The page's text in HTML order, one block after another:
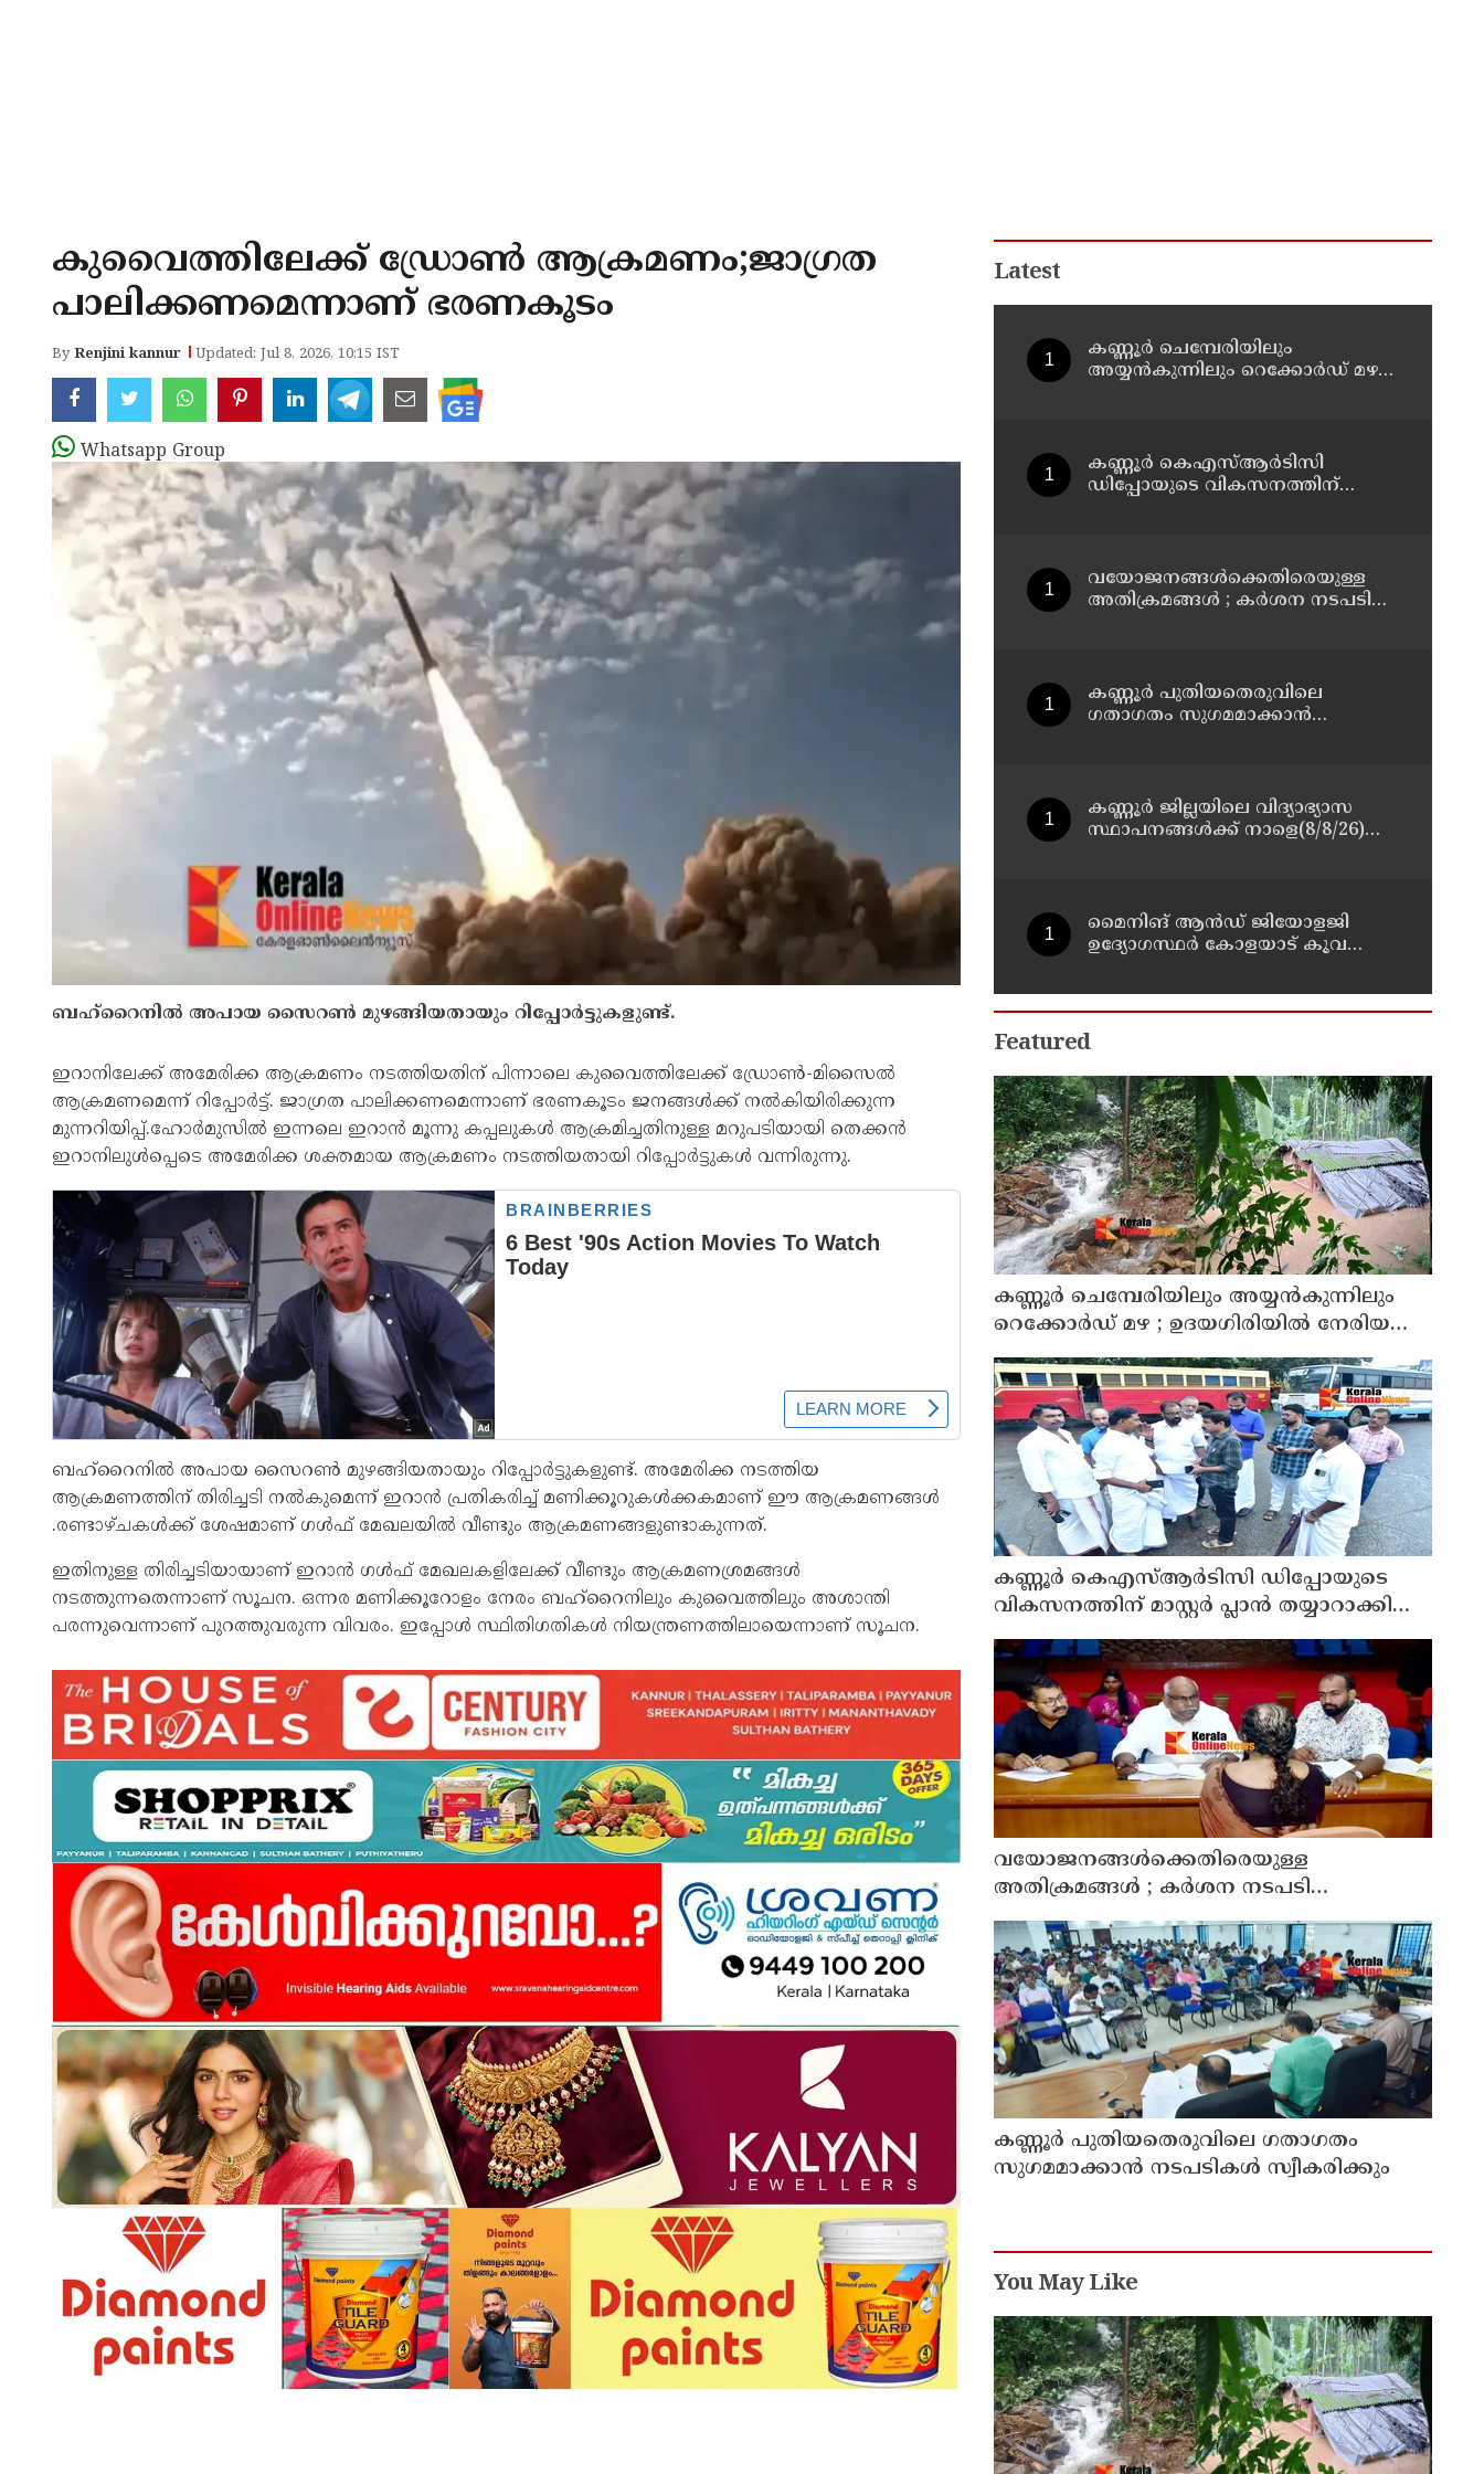
കുവൈത്തിലേക്ക് ഡ്രോണ്‍ ആക്രമണം;ജാഗ്രത
പാലിക്കണമെന്നാണ് ഭരണകൂടം
ByRenjini kannur Updated: Jul 8, 2026, 10:15 IST
Whatsapp Group
ബഹ്‌റൈനില്‍ അപായ സൈറണ്‍ മുഴങ്ങിയതായും റിപ്പോര്‍ട്ടുകളുണ്ട്.
ഇറാനിലേക്ക് അമേരിക്ക ആക്രമണം നടത്തിയതിന് പിന്നാലെ കുവൈത്തിലേക്ക് ഡ്രോണ്‍-മിസൈല്‍
ആക്രമണമെന്ന് റിപ്പോര്‍ട്ട്. ജാഗ്രത പാലിക്കണമെന്നാണ് ഭരണകൂടം ജനങ്ങള്‍ക്ക് നല്‍കിയിരിക്കുന്ന
മുന്നറിയിപ്പ്.ഹോര്‍മുസില്‍ ഇന്നലെ ഇറാന്‍ മൂന്നു കപ്പലുകള്‍ ആക്രമിച്ചതിനുള്ള മറുപടിയായി തെക്കന്‍
ഇറാനിലുള്‍പ്പെടെ അമേരിക്ക ശക്തമായ ആക്രമണം നടത്തിയതായി റിപ്പോര്‍ട്ടുകള്‍ വന്നിരുന്നു.
ബഹ്‌റൈനില്‍ അപായ സൈറണ്‍ മുഴങ്ങിയതായും റിപ്പോര്‍ട്ടുകളുണ്ട്. അമേരിക്ക നടത്തിയ
ആക്രമണത്തിന് തിരിച്ചടി നല്‍കുമെന്ന് ഇറാന്‍ പ്രതികരിച്ച് മണിക്കൂറുകള്‍ക്കകമാണ് ഈ ആക്രമണങ്ങള്‍
.രണ്ടാഴ്ചകള്‍ക്ക് ശേഷമാണ് ഗള്‍ഫ് മേഖലയില്‍ വീണ്ടും ആക്രമണങ്ങളുണ്ടാകുന്നത്.
ഇതിനുള്ള തിരിച്ചടിയായാണ് ഇറാന്‍ ഗള്‍ഫ് മേഖലകളിലേക്ക് വീണ്ടും ആക്രമണശ്രമങ്ങള്‍
നടത്തുന്നതെന്നാണ് സൂചന. ഒന്നര മണിക്കൂറോളം നേരം ബഹ്‌റൈനിലും കുവൈത്തിലും അശാന്തി
പരന്നുവെന്നാണ് പുറത്തുവരുന്ന വിവരം. ഇപ്പോള്‍ സ്ഥിതിഗതികള്‍ നിയന്ത്രണത്തിലായെന്നാണ് സൂചന.
Latest
കണ്ണൂർ ചെമ്പേരിയിലും
അയ്യൻകുന്നിലും റെക്കോർഡ് മഴ ;
കണ്ണൂർ കെഎസ്ആർടിസി
ഡിപ്പോയുടെ വികസനത്തിന്
വയോജനങ്ങൾക്കെതിരെയുള്ള
അതിക്രമങ്ങൾ ; കർശന നടപടി
കണ്ണൂർ പുതിയതെരുവിലെ
ഗതാഗതം സുഗമമാക്കാന്‍
കണ്ണൂർ ജില്ലയിലെ വിദ്യാഭ്യാസ
സ്ഥാപനങ്ങള്‍ക്ക് നാളെ(8/8/26)
മൈനിങ് ആൻഡ്​ ജിയോളജി
ഉദ്യോഗസ്ഥർ കോളയാട് കൂവ
Featured
കണ്ണൂർ ചെമ്പേരിയിലും അയ്യൻകുന്നിലും
റെക്കോർഡ് മഴ ; ഉദയഗിരിയിൽ നേരിയ
ഉരുൾപൊട്ടൽ; 13 പേരെ ക്യാമ്പിലേക്ക് മാറ്റി
കണ്ണൂർ കെഎസ്ആർടിസി ഡിപ്പോയുടെ
വികസനത്തിന് മാസ്റ്റർ പ്ലാൻ തയ്യാറാക്കി
സമർപ്പിക്കും : ടി ഒ മോഹനൻ എം എൽ എ
വയോജനങ്ങൾക്കെതിരെയുള്ള
അതിക്രമങ്ങൾ ; കർശന നടപടി
സ്വീകരിക്കുമെന്ന് കമ്മീഷൻ
കണ്ണൂർ പുതിയതെരുവിലെ ഗതാഗതം
സുഗമമാക്കാന്‍ നടപടികള്‍ സ്വീകരിക്കും
You May Like